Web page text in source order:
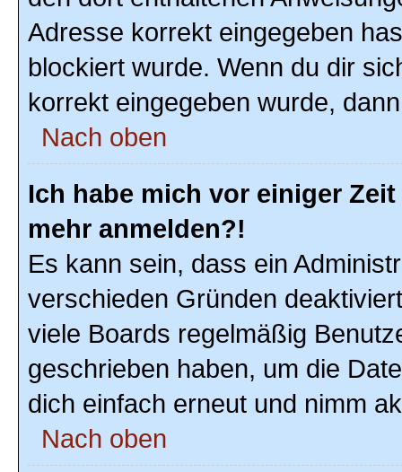
Adresse korrekt eingegeben
blockiert wurde. Wenn du dir
korrekt eingegeben wurde,
Nach oben
Ich habe mich vor einiger
mehr anmelden?!
Es kann sein, dass ein
verschieden Gründen
viele Boards regelmäßig
geschrieben haben, um die
dich einfach erneut und nimm
Nach oben